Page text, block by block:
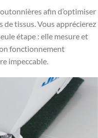
afin d’optimiser
de tissus. Vous apprécierez
étape : elle mesure et
fonctionnement
impeccable.